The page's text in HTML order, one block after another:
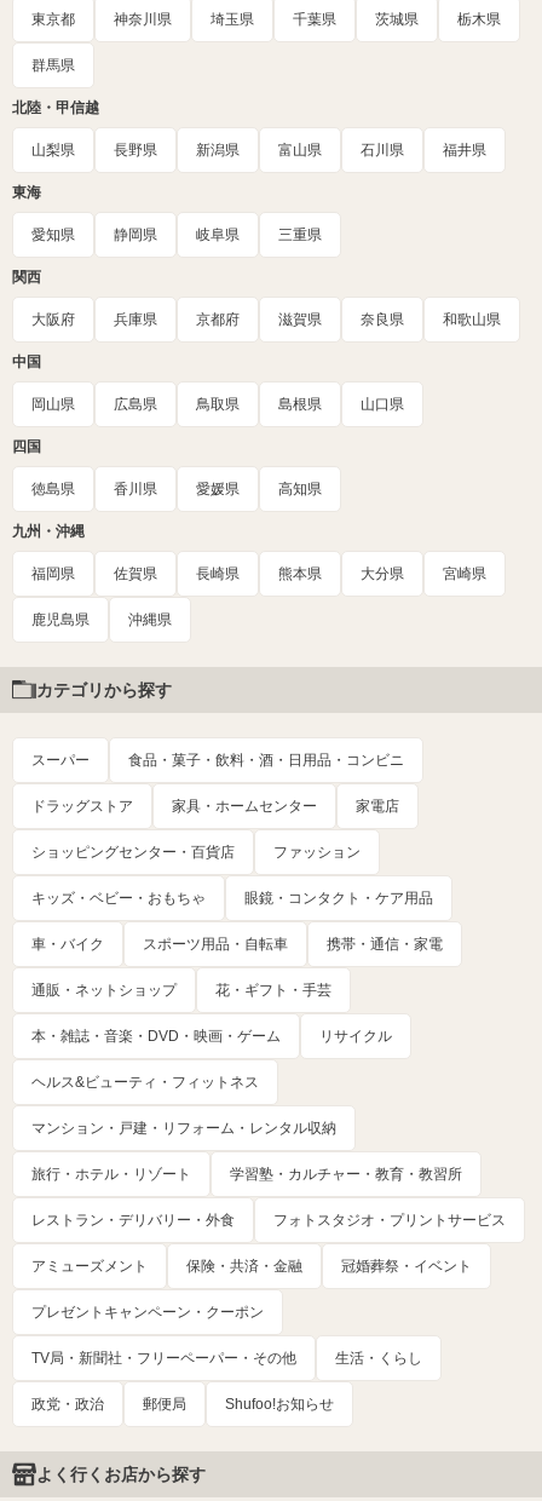
東京都 神奈川県 埼玉県 千葉県 茨城県 栃木県
群馬県
北陸・甲信越
山梨県 長野県 新潟県 富山県 石川県 福井県
東海
愛知県 静岡県 岐阜県 三重県
関西
大阪府 兵庫県 京都府 滋賀県 奈良県 和歌山県
中国
岡山県 広島県 鳥取県 島根県 山口県
四国
徳島県 香川県 愛媛県 高知県
九州・沖縄
福岡県 佐賀県 長崎県 熊本県 大分県 宮崎県
鹿児島県 沖縄県
カテゴリから探す
スーパー 食品・菓子・飲料・酒・日用品・コンビニ
ドラッグストア 家具・ホームセンター 家電店
ショッピングセンター・百貨店 ファッション
キッズ・ベビー・おもちゃ 眼鏡・コンタクト・ケア用品
車・バイク スポーツ用品・自転車 携帯・通信・家電
通販・ネットショップ 花・ギフト・手芸
本・雑誌・音楽・DVD・映画・ゲーム リサイクル
ヘルス&ビューティ・フィットネス
マンション・戸建・リフォーム・レンタル収納
旅行・ホテル・リゾート 学習塾・カルチャー・教育・教習所
レストラン・デリバリー・外食 フォトスタジオ・プリントサービス
アミューズメント 保険・共済・金融 冠婚葬祭・イベント
プレゼントキャンペーン・クーポン
TV局・新聞社・フリーペーパー・その他 生活・くらし
政党・政治 郵便局 Shufoo!お知らせ
よく行くお店から探す